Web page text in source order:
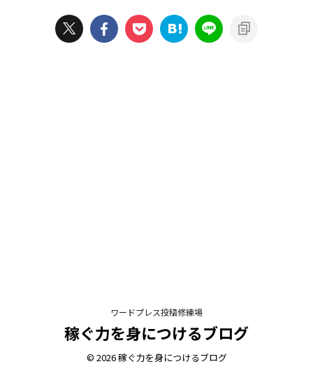
ワードプレス投稿修練場
稼ぐ力を身につけるブログ
© 2026 稼ぐ力を身につけるブログ